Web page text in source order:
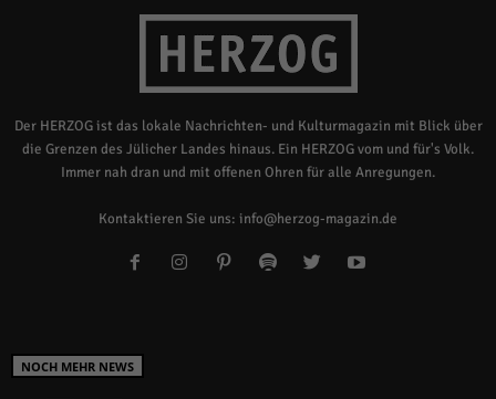
Der HERZOG ist das lokale Nachrichten- und Kulturmagazin mit Blick über
die Grenzen des Jülicher Landes hinaus. Ein HERZOG vom und für's Volk.
Immer nah dran und mit offenen Ohren für alle Anregungen.
Kontaktieren Sie uns: info@herzog-magazin.de
NOCH MEHR NEWS